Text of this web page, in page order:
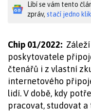
Líbí se vám tento
zpráv, stačí jedno
Chip 01/2022:
poskytovatele
čtenářů i z vlastní
internetového
lidí. V době, kdy
pracovat, studovat